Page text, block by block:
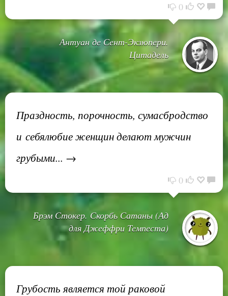
0
Антуан де Сент-Экзюпери.
Цитадель
Праздность, порочность, сумасбродство
и себялюбие женщин делают мужчин
грубыми... →
0
Брэм Стокер. Скорбь Сатаны (Ад
для Джеффри Темпеста)
Грубость является той раковой